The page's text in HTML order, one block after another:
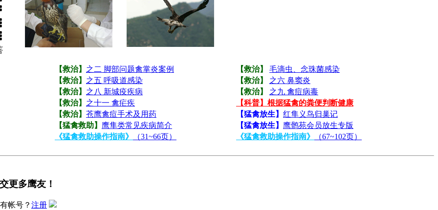
【救治】 之二 脚部问题禽掌炎案例 【救治】 毛滴虫、念珠菌感染
【救治】 之五 呼吸道感染 【救治】 之六 鼻窦炎
【救治】 之八 新城疫疾病 【救治】 之九 禽痘病毒
【救治】 之十一 禽疟疾
【科普】根据猛禽的粪便判断健康
【救治】 苍鹰禽痘手术及用药 【猛禽放生】 红隼义鸟归巢记
【猛禽救助】 鹰隼类常见疾病简介 【猛禽放生】 鹰鹘苑会员放生专版
《猛禽救助操作指南》
（31~66页） 《猛禽救助操作指南》 （67~102页）
更多鹰友！
帐号？ 注册